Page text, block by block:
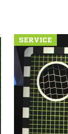
SERVICE